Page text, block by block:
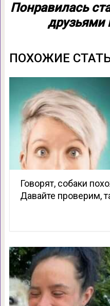
Понравилась
друзьями
ПОХОЖИЕ
Говорят, собаки
Давайте проверим,